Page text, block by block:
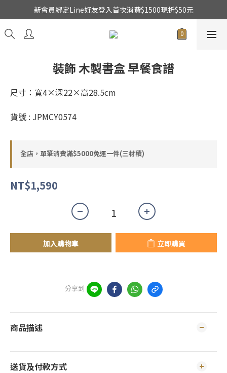
★日本東京堂花材系列全面出清特價中★
新會員綁定Line好友登入首次消費$1500現折$50元
乾燥花不凋花全系列出清買二送一
裝飾 木製書盒 早餐食譜
尺寸：寬4×深22×高28.5cm
貨號 : JPMCY0574
全店，單筆消費滿$5000免運一件(三材積)
NT$1,590
加入購物車 立即購買
分享到
商品描述
送貨及付款方式